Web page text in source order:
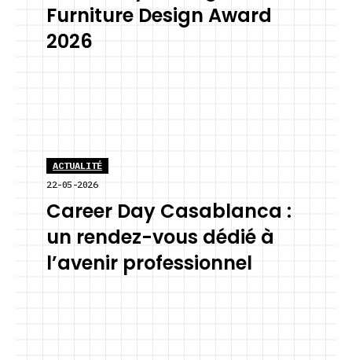
Furniture Design Award
2026
ACTUALITÉ
22-05-2026
Career Day Casablanca :
un rendez-vous dédié à
l’avenir professionnel